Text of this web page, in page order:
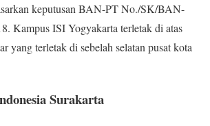
keputusan BAN-PT No./SK/BAN-
Kampus ISI Yogyakarta terletak di atas
yang terletak di sebelah selatan pusat kota
Surakarta